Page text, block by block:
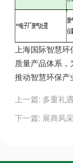
上海国际智慧环
质量产品体系
推动智慧环保产
navigation
下一篇: 展商风